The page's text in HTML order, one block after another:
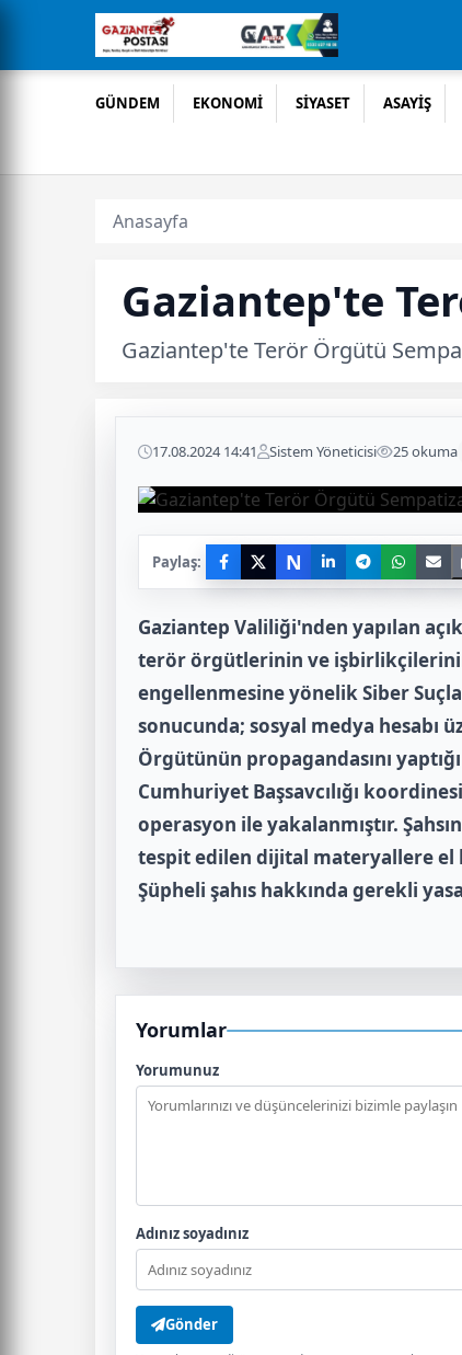
GÜNDEM EKONOMİ SİYASET ASAYİŞ
Anasayfa
Gaziantep'te
Gaziantep'te Terör Örgütü
17.08.2024 14:41 Sistem Yöneticisi 25 okuma
Paylaş: N
Gaziantep Valiliği'nden yapılan
terör örgütlerinin ve
engellenmesine yönelik Siber
sonucunda; sosyal medya hesabı
Örgütünün propagandasını
Cumhuriyet Başsavcılığı
operasyon ile yakalanmıştır.
tespit edilen dijital materyallere
Şüpheli şahıs hakkında gerekli
Yorumlar
Yorumunuz
Adınız soyadınız
Gönder